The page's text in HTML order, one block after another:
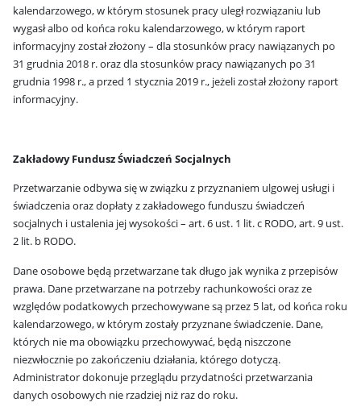
kalendarzowego, w którym stosunek pracy uległ rozwiązaniu lub
wygasł albo od końca roku kalendarzowego, w którym raport
informacyjny został złożony – dla stosunków pracy nawiązanych po
31 grudnia 2018 r. oraz dla stosunków pracy nawiązanych po 31
grudnia 1998 r., a przed 1 stycznia 2019 r., jeżeli został złożony raport
informacyjny.
Zakładowy Fundusz Świadczeń Socjalnych
Przetwarzanie odbywa się w związku z przyznaniem ulgowej usługi i
świadczenia oraz dopłaty z zakładowego funduszu świadczeń
socjalnych i ustalenia jej wysokości – art. 6 ust. 1 lit. c RODO, art. 9 ust.
2 lit. b RODO.
Dane osobowe będą przetwarzane tak długo jak wynika z przepisów
prawa. Dane przetwarzane na potrzeby rachunkowości oraz ze
względów podatkowych przechowywane są przez 5 lat, od końca roku
kalendarzowego, w którym zostały przyznane świadczenie. Dane,
których nie ma obowiązku przechowywać, będą niszczone
niezwłocznie po zakończeniu działania, którego dotyczą.
Administrator dokonuje przeglądu przydatności przetwarzania
danych osobowych nie rzadziej niż raz do roku.